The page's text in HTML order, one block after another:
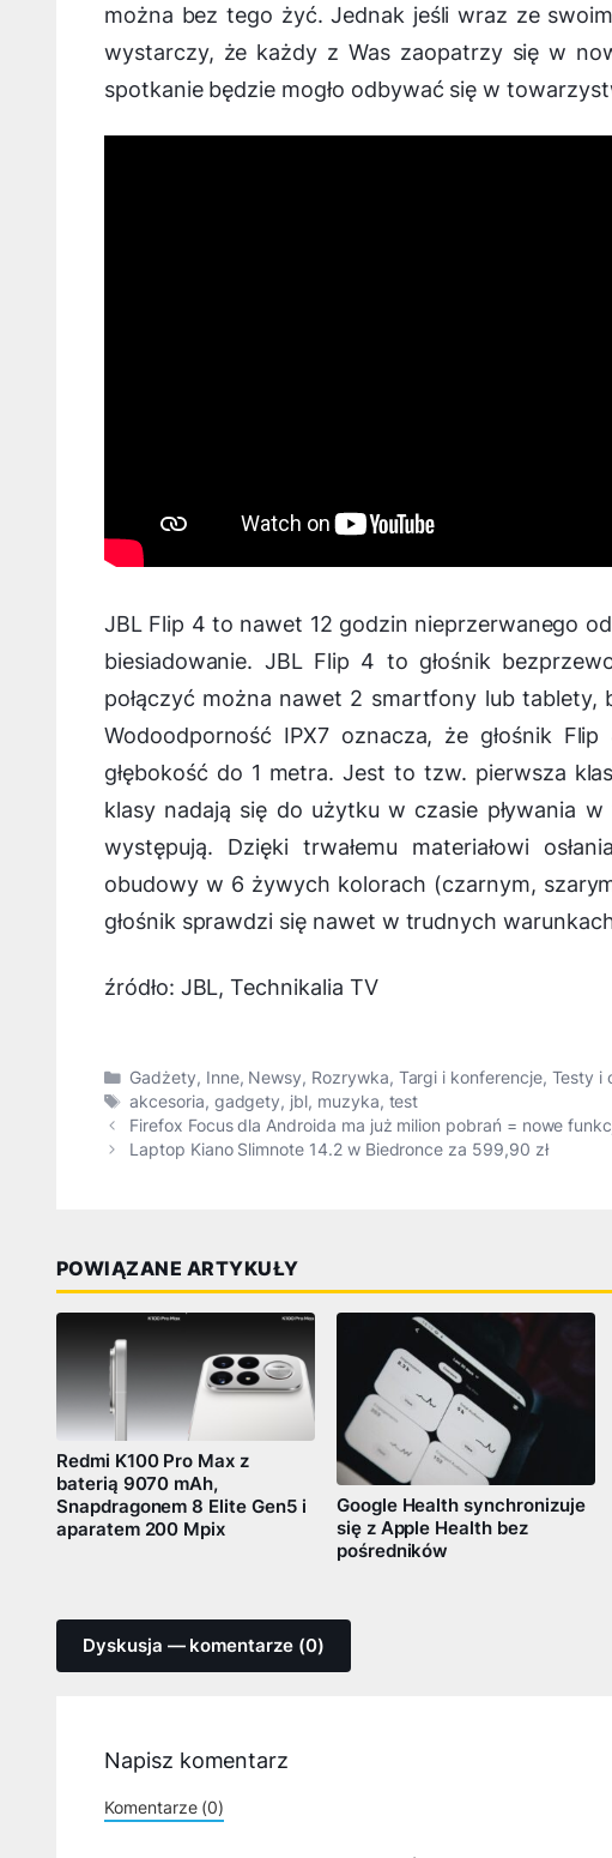
można bez tego żyć. Jednak jeśli wraz ze
wystarczy, że każdy z Was zaopatrzy się w
spotkanie będzie mogło odbywać się w
JBL Flip 4 to nawet 12 godzin nieprzerwanego
biesiadowanie. JBL Flip 4 to głośnik
połączyć można nawet 2 smartfony lub
Wodoodporność IPX7 oznacza, że głośnik
głębokość do 1 metra. Jest to tzw. pierwsza
klasy nadają się do użytku w czasie pływania
występują. Dzięki trwałemu materiałowi
obudowy w 6 żywych kolorach (czarnym,
głośnik sprawdzi się nawet w trudnych
źródło: JBL, Technikalia TV
Kategorie
Gadżety, Inne, Newsy, Rozrywka, Targi i konferencje, Testy i
Tagi
akcesoria, gadgety, jbl, muzyka, test
Firefox Focus dla Androida ma już milion pobrań = nowe
Laptop Kiano Slimnote 14.2 w Biedronce za 599,90 zł
POWIĄZANE ARTYKUŁY
Redmi K100 Pro Max z
baterią 9070 mAh,
Snapdragonem 8 Elite Gen5 i
aparatem 200 Mpix
Google Health synchronizuje
się z Apple Health bez
pośredników
Dyskusja — komentarze (0)
Napisz komentarz
Komentarze (0)